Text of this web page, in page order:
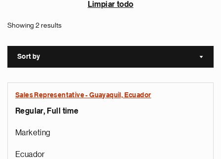
Limpiar todo
Showing 2 results
Sort by Sort
Sales Representative - Guayaquil, Ecuador
Regular, Full time
Marketing
Ecuador